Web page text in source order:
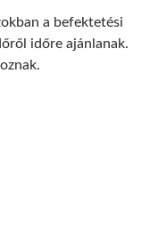
a befektetési
időre ajánlanak.
túl